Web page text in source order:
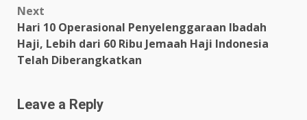
Next
Hari 10 Operasional Penyelenggaraan Ibadah
Haji, Lebih dari 60 Ribu Jemaah Haji Indonesia
Telah Diberangkatkan
Leave a Reply